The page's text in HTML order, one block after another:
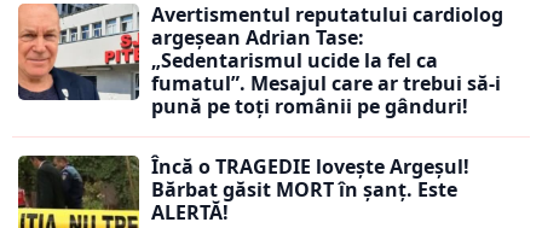
Avertismentul reputatului cardiolog
argeșean Adrian Tase:
„Sedentarismul ucide la fel ca
fumatul”. Mesajul care ar trebui să-i
pună pe toți românii pe gânduri!
Încă o TRAGEDIE lovește Argeșul!
Bărbat găsit MORT în șanț. Este
ALERTĂ!